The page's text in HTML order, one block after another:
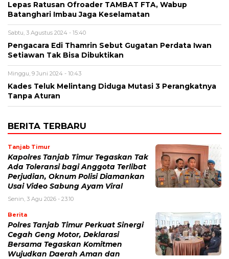
Lepas Ratusan Ofroader TAMBAT FTA, Wabup
Batanghari Imbau Jaga Keselamatan
Sabtu, 3 Agustus 2024 - 15:40
Pengacara Edi Thamrin Sebut Gugatan Perdata Iwan
Setiawan Tak Bisa Dibuktikan
Minggu, 9 Juni 2024 - 10:43
Kades Teluk Melintang Diduga Mutasi 3 Perangkatnya
Tanpa Aturan
BERITA TERBARU
Tanjab Timur
Kapolres Tanjab Timur Tegaskan Tak
Ada Toleransi bagi Anggota Terlibat
Perjudian, Oknum Polisi Diamankan
Usai Video Sabung Ayam Viral
Senin, 3 Agu 2026 - 23:10
Berita
Polres Tanjab Timur Perkuat Sinergi
Cegah Geng Motor, Deklarasi
Bersama Tegaskan Komitmen
Wujudkan Daerah Aman dan